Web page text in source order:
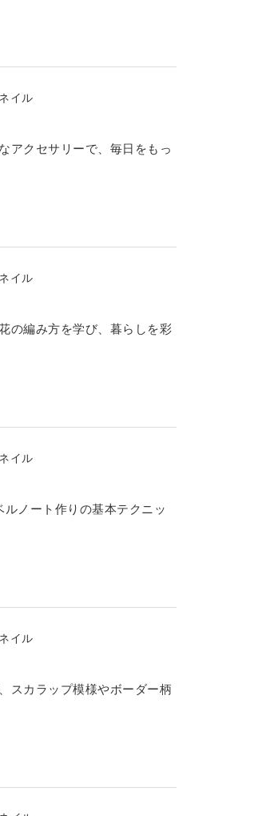
アクセサリーで、毎日をもっ
の編み方を学び、暮らしを彩
ノート作りの基本テクニッ
スカラップ模様やボーダー柄